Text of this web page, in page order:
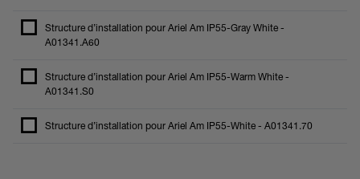
Structure d’installation pour Ariel Am IP55-Gray White -
A01341.A60
Structure d’installation pour Ariel Am IP55-Warm White -
A01341.S0
Structure d’installation pour Ariel Am IP55-White - A01341.70